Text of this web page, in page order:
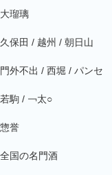
大瑠璃
久保田 / 越州 / 朝日山
門外不出 / 西堀 / パンセ
若駒 / ￢太○
惣誉
全国の名門酒